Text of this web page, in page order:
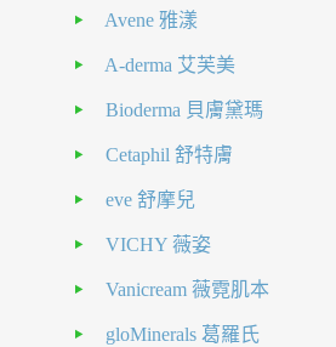
Avene 雅漾
A-derma 艾芙美
Bioderma 貝膚黛瑪
Cetaphil 舒特膚
eve 舒摩兒
VICHY 薇姿
Vanicream 薇霓肌本
gloMinerals 葛羅氏